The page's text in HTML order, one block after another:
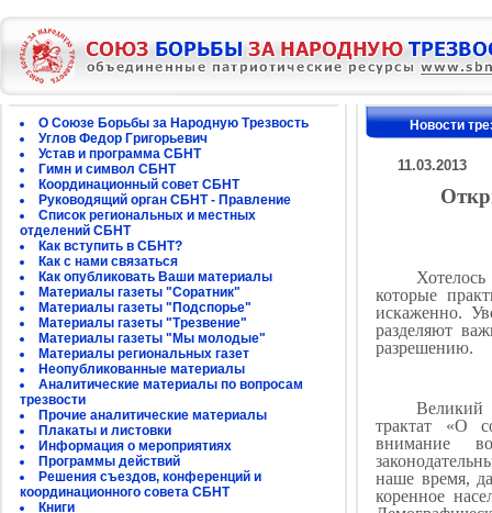
О Союзе Борьбы за Народную Трезвость
Углов Федор Григорьевич
Устав и программа СБНТ
Гимн и символ СБНТ
Координационный совет СБНТ
Руководящий орган СБНТ - Правление
Список региональных и местных
отделений СБНТ
Как вступить в СБНТ?
Как с нами связаться
Как опубликовать Ваши материалы
Материалы газеты "Соратник"
Материалы газеты "Подспорье"
Материалы газеты "Трезвение"
Материалы газеты "Мы молодые"
Материалы региональных газет
Неопубликованные материалы
Аналитические материалы по вопросам
трезвости
Прочие аналитические материалы
Плакаты и листовки
Информация о мероприятиях
Программы действий
Решения съездов, конференций и
координационного совета СБНТ
Книги
Новости
11.03.2013
которые
искаженно.
разделяют
разрешению.
трактат «О
внимание
наше время,
коренное